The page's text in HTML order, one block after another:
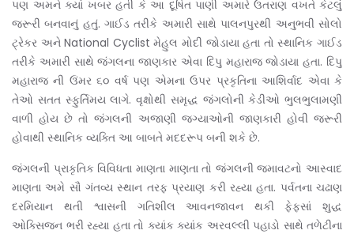
પણ અમને‌ ક્યાં ખબર હતી કે આ દૂષિત પાણી અમારે ઉતરાણ વખતે કેટલું
જરૂરી બનવાનું હતું. ગાઈડ તરીકે અમારી સાથે પાલનપુરથી અનુભવી સોલો
ટ્રેકર અને National Cyclist મેહુલ મોદી જોડાયા હતા તો સ્થાનિક ગાઈડ
તરીકે અમારી સાથે જંગલના જાણકાર એવા દિપુ મહારાજ જોડાયા હતા. દિપુ
મહારાજ ની ઉંમર ૬૦ વર્ષ પણ એમના ઉપર પ્રકૃતિના આશિર્વાદ એવા કે
તેઓ સતત સ્ફુર્તિમય લાગે. વૃક્ષોથી સમૃદ્ધ જંગલોની કેડીઓ ભુલભુલામણી
વાળી હોય છે તો જંગલની અજાણી જગ્યાઓની જાણકારી હોવી જરૂરી
હોવાથી સ્થાનિક વ્યક્તિ આ બાબતે મદદરૂપ બની શકે છે.
જંગલની પ્રાકૃતિક વિવિધતા માણતા માણતા તો જંગલની જમાવટનો આસ્વાદ
માણતા અમે સૌ ગંતવ્ય સ્થાન તરફ‌ પ્રયાણ કરી રહ્યા હતા. પર્વતના ચઢાણ
દરમિયાન થતી શ્વાસની ગતિશીલ આવનજાવન થકી ફેફસાં શુદ્ધ
ઓક્સિજન ભરી રહ્યા હતા તો ક્યાંક ક્યાંક અરવલ્લી પહાડો સાથે તળેટીના